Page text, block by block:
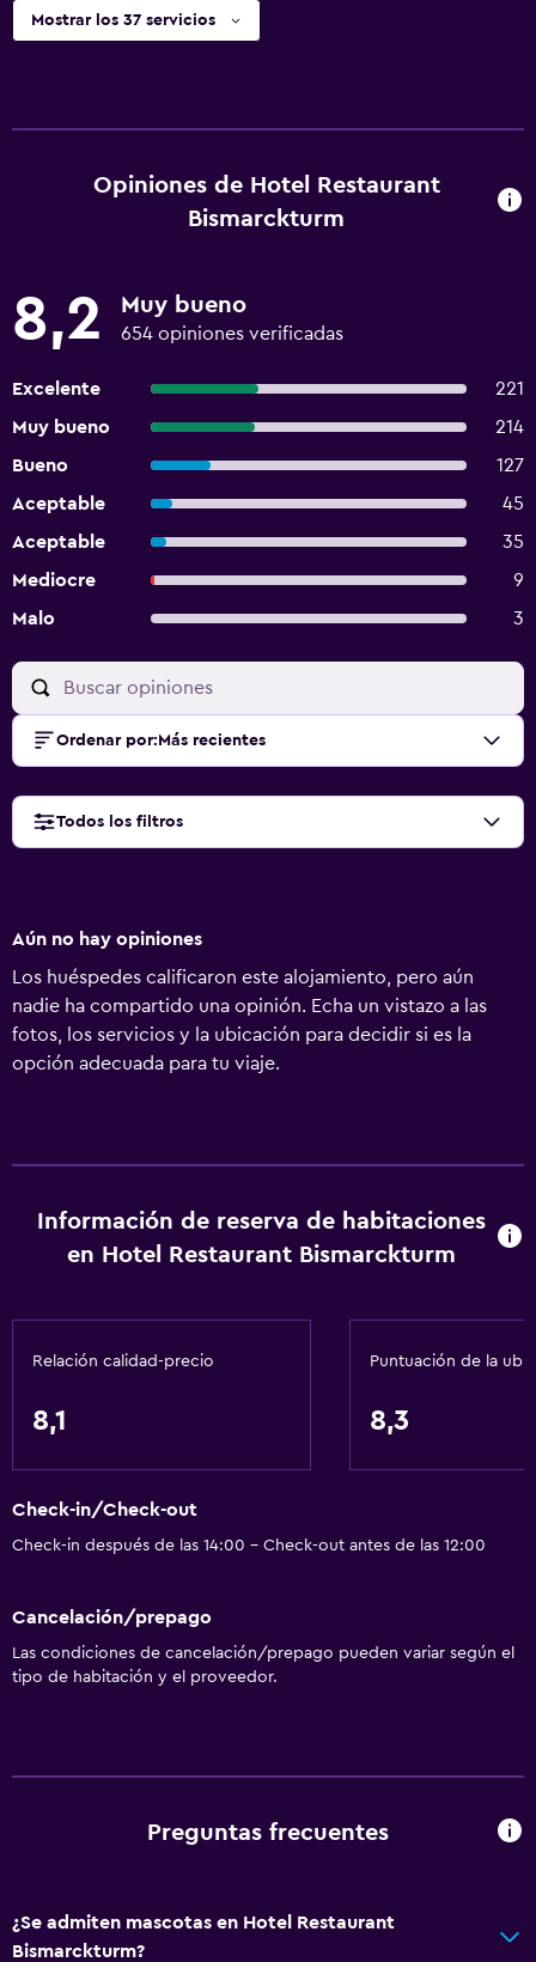
Mostrar los 37 servicios
Opiniones de Hotel Restaurant
Bismarckturm
8,2 Muy bueno
654 opiniones verificadas
Excelente
221
Muy bueno
214
Bueno
127
Aceptable
45
Aceptable
35
Mediocre
9
Malo
3
Ordenar por: Más recientes
Todos los filtros
Aún no hay opiniones
Los huéspedes calificaron este alojamiento, pero aún
nadie ha compartido una opinión. Echa un vistazo a las
fotos, los servicios y la ubicación para decidir si es la
opción adecuada para tu viaje.
Información de reserva de habitaciones
en Hotel Restaurant Bismarckturm
Relación calidad-precio
8,1
Puntuación de la
8,3
Check-in/Check-out
Check-in después de las 14:00 - Check-out antes de las 12:00
Cancelación/prepago
Las condiciones de cancelación/prepago pueden variar según el
tipo de habitación y el proveedor.
Preguntas frecuentes
¿Se admiten mascotas en Hotel Restaurant
Bismarckturm?